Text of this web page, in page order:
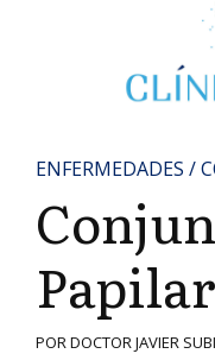
ENFERMEDADES /
POR DOCTOR JAVIER